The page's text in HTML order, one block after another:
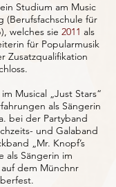
Studium am Music
(Berufsfachschule für
welches sie 2011 als
für Popularmusik
Zusatzqualifikation
Musical „Just Stars“
als Sängerin
bei der Partyband
und Galaband
„Mr. Knopf’s
als Sängerin im
dem Münchnr